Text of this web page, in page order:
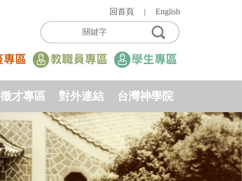
回首頁 ｜English
徵才專區 對外連結 台灣神學院